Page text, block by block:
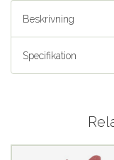
Beskrivning
Specifikation